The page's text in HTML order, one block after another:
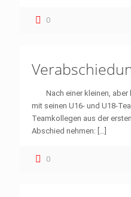
0
Nach einer kleinen, aber
mit seinen U16- und U18-
Teamkollegen aus der
Abschied nehmen: […]
0